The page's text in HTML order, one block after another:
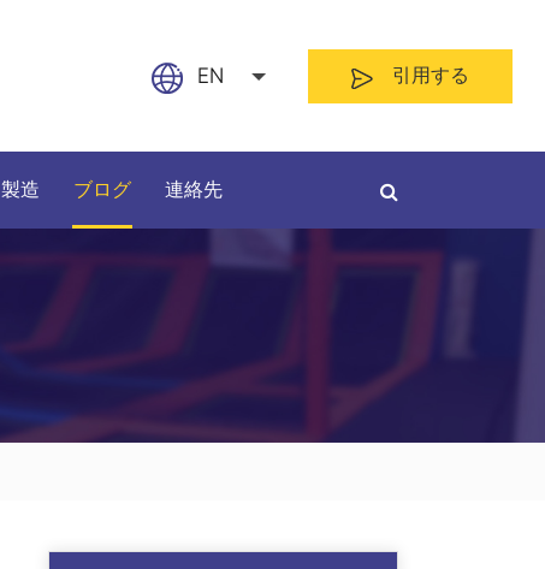
EN
日本語
العربية
русский
引用する
ヨガソックス ハッピーソックス
製造 ブログ 連絡先